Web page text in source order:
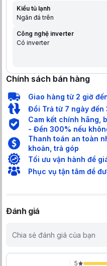
Kiểu tủ lạnh
Ngăn đá trên
Công nghệ inverter
Có inverter
Chính sách bán hàng
Giao hàng từ 2 giờ
Đổi Trả từ 7 ngày đến
Cam kết chính hãng,
- Đền 300% nếu
Thanh toán an toàn
khoản, trả góp
Tối ưu vận hành để
Phục vụ tận tâm để
Đánh giá
Chia sẻ đánh giá của bạn
5